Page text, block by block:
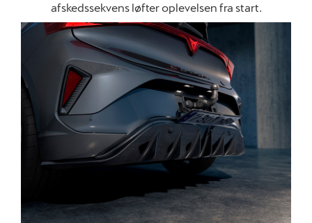
afskedssekvens løfter oplevelsen fra start.